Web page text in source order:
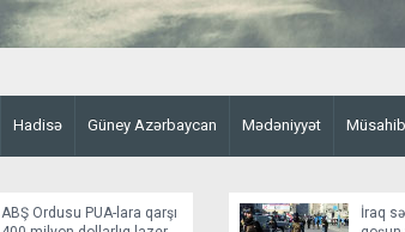
Hadisə Güney Azərbaycan Mədəniyyət
ABŞ Ordusu PUA-lara qarşı
İraq